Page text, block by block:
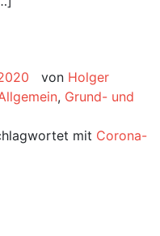
von Holger
, Grund- und
mit Corona-